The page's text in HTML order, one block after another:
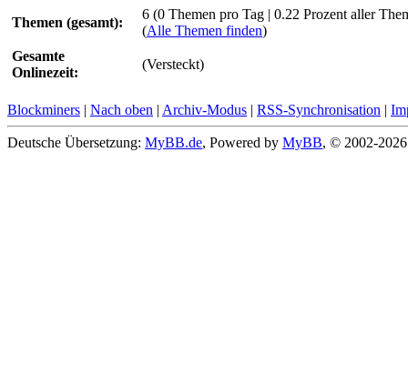
Themen (gesamt):
6 (0 Themen pro Tag | 0.22 Prozent aller
(Alle Themen finden)
Gesamte
Onlinezeit:
(Versteckt)
Blockminers | Nach oben | Archiv-Modus | RSS-Synchronisation |
Deutsche Übersetzung: MyBB.de, Powered by MyBB, © 2002-